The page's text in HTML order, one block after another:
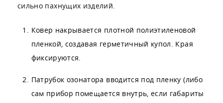
сильно пахнущих изделий.
Ковер накрывается плотной полиэтиленовой
пленкой, создавая герметичный купол. Края
фиксируются.
Патрубок озонатора вводится под пленку (либо
сам прибор помещается внутрь, если габариты